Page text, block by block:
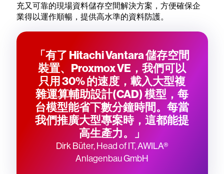
充又可靠的現場資料儲存空間解決方案，方便確保企
業得以運作順暢，提供高水準的資料防護。
「有了 Hitachi Vantara 儲存空間
裝置、Proxmox VE，我們可以
只用 30% 的速度，載入大型複
雜運算輔助設計(CAD) 模型，每
台模型能省下數分鐘時間。每當
我們推廣大型專案時，這都能提
高生產力。」
Dirk Büter, Head of IT, AWILA®
Anlagenbau GmbH